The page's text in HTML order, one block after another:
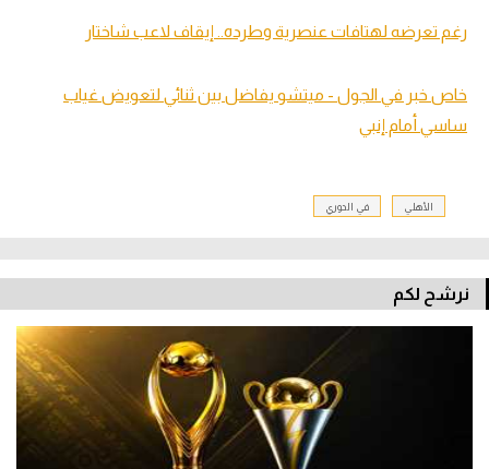
رغم تعرضه لهتافات عنصرية وطرده.. إيقاف لاعب شاختار
خاص خبر في الجول - ميتشو يفاضل بين ثنائي لتعويض غياب
ساسي أمام إنبي
الأهلي في الدوري
نرشح لكم